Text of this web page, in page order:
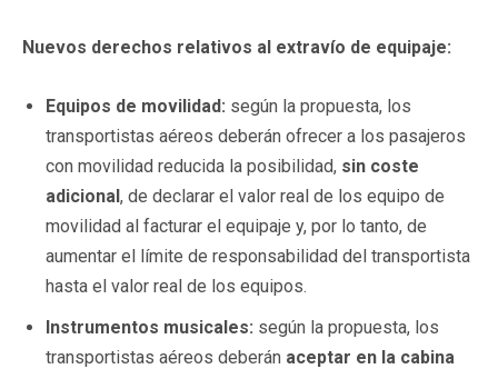
Nuevos derechos relativos al extravío de equipaje:
Equipos de movilidad: según la propuesta, los
transportistas aéreos deberán ofrecer a los pasajeros
con movilidad reducida la posibilidad, sin coste
adicional, de declarar el valor real de los equipo de
movilidad al facturar el equipaje y, por lo tanto, de
aumentar el límite de responsabilidad del transportista
hasta el valor real de los equipos.
Instrumentos musicales: según la propuesta, los
transportistas aéreos deberán aceptar en la cabina